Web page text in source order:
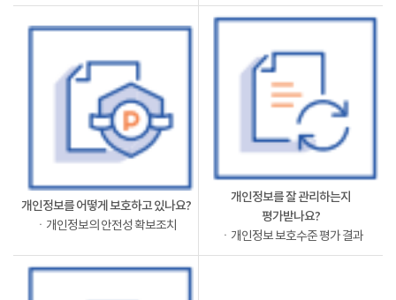
개인정보를 어떻게 보호하고 있나요?
ㆍ개인정보의 안전성 확보조치
개인정보를 잘 관리하는지
평가받나요?
ㆍ개인정보 보호수준 평가 결과